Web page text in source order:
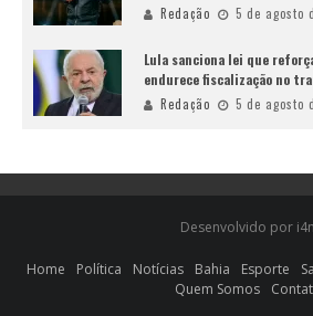
Redação 5 de agosto
Lula sanciona lei que
endurece fiscalização no
Redação 5 de agosto
Desenvolvido por i4n
Home Política Notícias Bahia Esporte
Quem Somos